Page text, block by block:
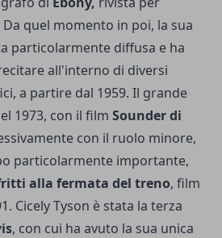
quel momento in poi, la sua
particolarmente diffusa e ha
all'interno di diversi
a partire dal 1959. Il grande
1973, con il film Sounder di
con il ruolo minore,
particolarmente importante,
alla fermata del treno, film
Cicely Tyson è stata la terza
, con cui ha avuto la sua unica